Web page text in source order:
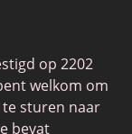
op 2202
welkom om
te sturen naar
bevat